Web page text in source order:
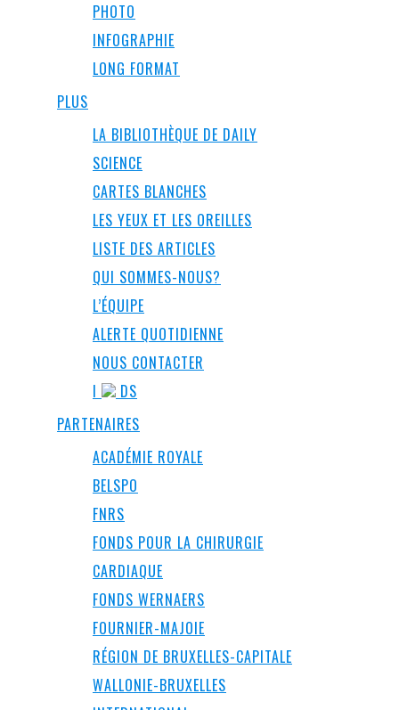
PHOTO
INFOGRAPHIE
LONG FORMAT
PLUS
LA BIBLIOTHÈQUE DE DAILY
SCIENCE
CARTES BLANCHES
LES YEUX ET LES OREILLES
LISTE DES ARTICLES
QUI SOMMES-NOUS?
L’ÉQUIPE
ALERTE QUOTIDIENNE
NOUS CONTACTER
I
DS
PARTENAIRES
ACADÉMIE ROYALE
BELSPO
FNRS
FONDS POUR LA CHIRURGIE
CARDIAQUE
FONDS WERNAERS
FOURNIER-MAJOIE
RÉGION DE BRUXELLES-CAPITALE
WALLONIE-BRUXELLES